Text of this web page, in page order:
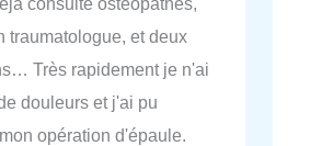
traumatologue, et deux
Très rapidement je n'ai
douleurs et j'ai pu
opération d'épaule.